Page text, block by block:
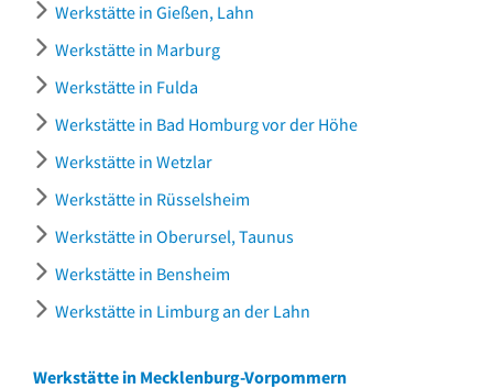
Werkstätte in Gießen, Lahn
Werkstätte in Marburg
Werkstätte in Fulda
Werkstätte in Bad Homburg vor der Höhe
Werkstätte in Wetzlar
Werkstätte in Rüsselsheim
Werkstätte in Oberursel, Taunus
Werkstätte in Bensheim
Werkstätte in Limburg an der Lahn
Werkstätte in Mecklenburg-Vorpommern